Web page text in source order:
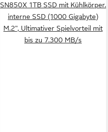
SN850X 1TB SSD mit Kühlkörper.
interne SSD (1000 Gigabyte)
M.2", Ultimativer Spielvorteil mit
bis zu 7.300 MB/s